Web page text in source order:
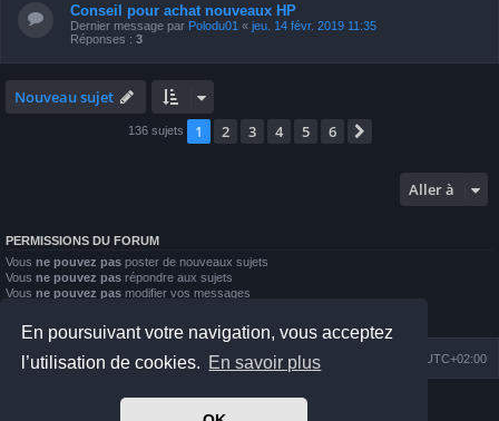
En poursuivant votre navigation, vous acceptez
l’utilisation de cookies. En savoir plus
Conseil pour achat nouveaux HP
Dernier message par Polodu01 « jeu. 14 févr. 2019 11:35
Réponses : 3
Nouveau sujet
136 sujets 1 2 3 4 5 6
Aller à
PERMISSIONS DU FORUM
Vous ne pouvez pas poster de nouveaux sujets
Vous ne pouvez pas répondre aux sujets
Vous ne pouvez pas modifier vos messages
Vous
ne pouvez pas joindre des fichiers
Index du forum UTC+02:00
Nous contacter
Développé parphpBB® Forum Software © phpBB Limited